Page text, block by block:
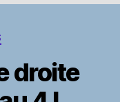
droite